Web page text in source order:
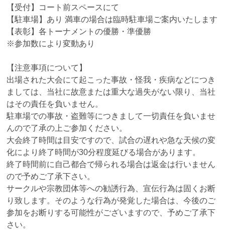
【受付】コート前スペースにて
【駐車場】あり 満車の場合は臨時駐車場ご案内いたします
【表彰】各トーナメントの優勝・準優勝
※参加数により変動あり
【注意事項について】
出場された大会にて起こった事故・怪我・疾病などにつき
ましては、当社に故意または重大な過失がない限り、当社
はその責任を負いません。
駐車場での事故・盗難等につきまして一切責任を負いませ
んので了承の上ご参加ください。
大会終了時間は目安ですので、試合の遅れや急な天候の変
化により終了時間が30分程度延びる場合があります。
終了時間前に自己都合で帰られる場合は返金は行いません
ので予めご了承下さい。
サークルや宗教団体等への勧誘行為、宣伝行為は固くお断
り致します。そのような行為が発覚した場合は、今後のご
参加をお断りする可能性がございますので、予めご了承下
さい。